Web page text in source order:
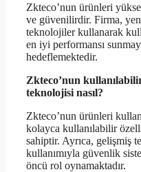
Zkteco’nun ürünleri
ve güvenilirdir. Firma,
teknolojiler kullanarak
en iyi performansı
hedeflemektedir.
Zkteco’nun
teknolojisi nasıl?
Zkteco’nun ürünleri
kolayca kullanılabilir
sahiptir. Ayrıca, gelişmiş
kullanımıyla güvenlik
öncü rol oynamaktadır.